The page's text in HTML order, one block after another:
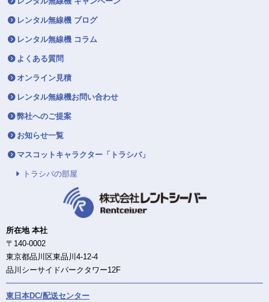
レンタル無線機 ブログ
レンタル無線機 コラム
よくある質問
オンライン見積
レンタル無線機お問い合わせ
弊社へのご提案
お知らせ一覧
マスコットキャラクター「トラシバ」
トラシバの部屋
所在地 本社
〒140-0002
東京都品川区東品川4-12-4
品川シーサイドパークタワー12F
東日本DC/配送センター